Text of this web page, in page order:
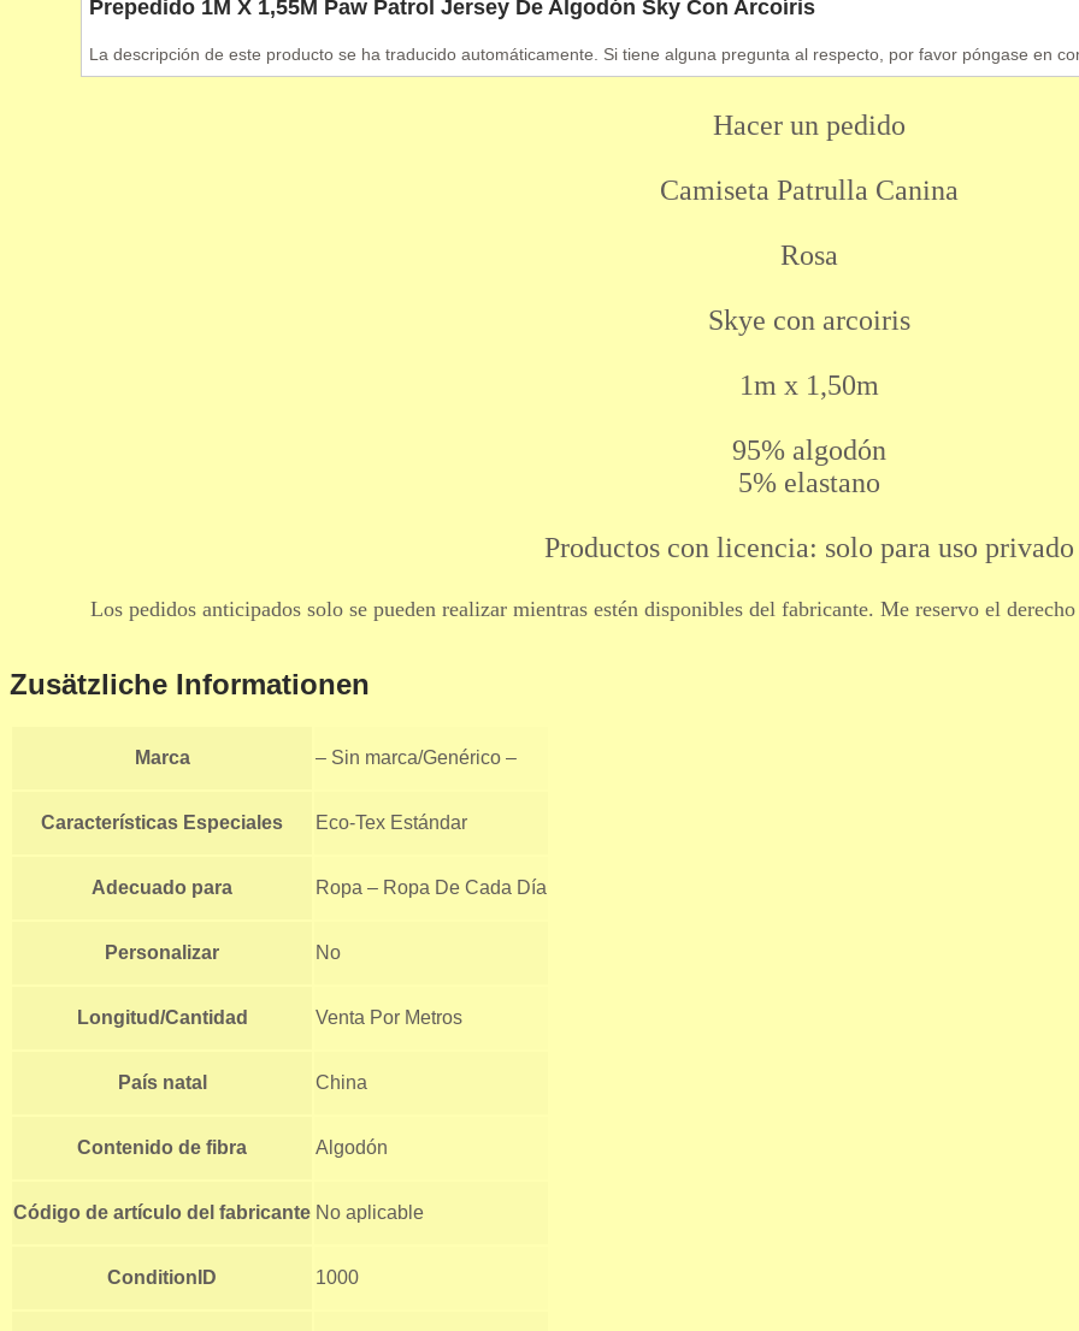
Prepedido 1M X 1,55M Paw Patrol Jersey De Algodón Sky Con Arcoíris
La descripción de este producto se ha traducido automáticamente. Si tiene alguna pregunta al respecto, por favor póngase en
Hacer un pedido
Camiseta Patrulla Canina
Rosa
Skye con arcoiris
1m x 1,50m
95% algodón
5% elastano
Productos con licencia: solo para uso privado
Los pedidos anticipados solo se pueden realizar mientras estén disponibles del fabricante. Me reservo el
Zusätzliche Informationen
Marca – Sin marca/Genérico –
Características Especiales Eco-Tex Estándar
Adecuado para Ropa – Ropa De Cada Día
Personalizar No
Longitud/Cantidad Venta Por Metros
País natal China
Contenido de fibra Algodón
Código de artículo del fabricante No aplicable
ConditionID 1000